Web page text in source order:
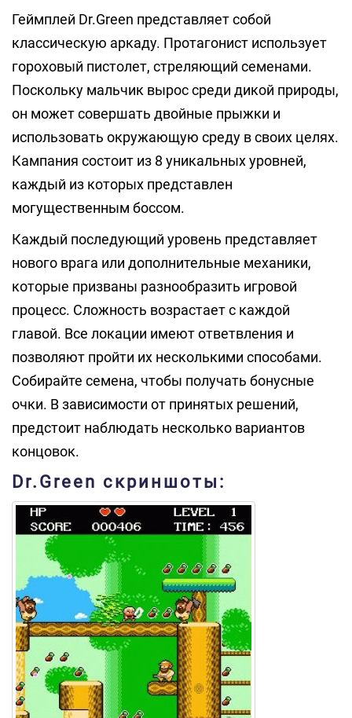
Геймплей Dr.Green представляет собой
классическую аркаду. Протагонист использует
гороховый пистолет, стреляющий семенами.
Поскольку мальчик вырос среди дикой природы,
он может совершать двойные прыжки и
использовать окружающую среду в своих целях.
Кампания состоит из 8 уникальных уровней,
каждый из которых представлен
могущественным боссом.
Каждый последующий уровень представляет
нового врага или дополнительные механики,
которые призваны разнообразить игровой
процесс. Сложность возрастает с каждой
главой. Все локации имеют ответвления и
позволяют пройти их несколькими способами.
Собирайте семена, чтобы получать бонусные
очки. В зависимости от принятых решений,
предстоит наблюдать несколько вариантов
концовок.
Dr.Green скриншоты: